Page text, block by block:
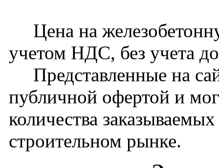
Цена на
учетом НДС, без учета
Представленные на
публичной офертой и
количества
строительном рынке.